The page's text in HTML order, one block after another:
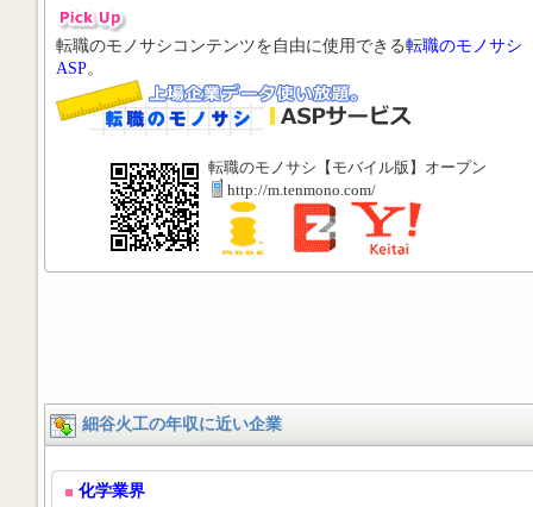
転職のモノサシコンテンツを自由に使用できる転職のモノサシ
ASP。
転職のモノサシ【モバイル版】オープン
http://m.tenmono.com/
細谷火工の年収に近い企業
化学業界